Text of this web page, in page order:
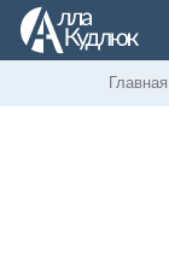
Skip
Главная